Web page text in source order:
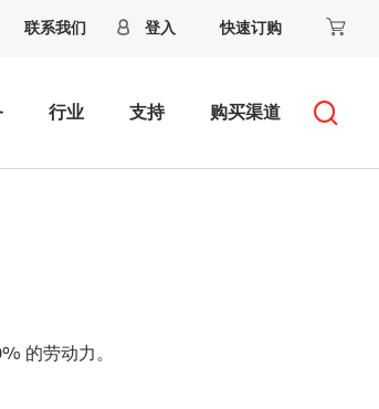
联系我们 登入 快速订购
行业 支持 购买渠道
的劳动力。